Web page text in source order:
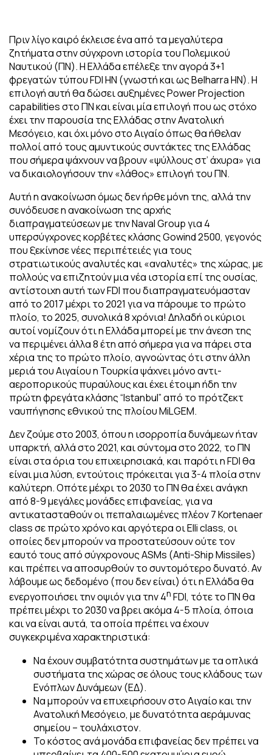
Πριν λίγο καιρό έκλεισε ένα από τα μεγαλύτερα
ζητήματα στην σύγχρονη ιστορία του Πολεμικού
Ναυτικού (ΠΝ). Η Ελλάδα επέλεξε την αγορά 3+1
φρεγατών τύπου FDI HN (γνωστή και ως Belharra HN). Η
επιλογή αυτή θα δώσει αυξημένες Power Projection
capabilities στο ΠΝ και είναι μία επιλογή που ως στόχο
έχει την παρουσία της Ελλάδας στην Ανατολική
Μεσόγειο, και όχι μόνο στο Αιγαίο όπως θα ήθελαν
πολλοί από τους αμυντικούς συντάκτες της Ελλάδας
που σήμερα ψάχνουν να βρουν «ψύλλους στ’ άχυρα» για
να δικαιολογήσουν την «λάθος» επιλογή του ΠΝ.
Αυτή η ανακοίνωση όμως δεν ήρθε μόνη της, αλλά την
συνόδευσε η ανακοίνωση της αρχής
διαπραγματεύσεων με την Naval Group για 4
υπερσύγχρονες κορβέτες κλάσης Gowind 2500, γεγονός
που ξεκίνησε νέες περιπέτειές για τους
στρατιωτικούς αναλυτές και «αναλυτές» της χώρας, με
πολλούς να επιζητούν μια νέα ιστορία επί της ουσίας,
αντίστοιχη αυτή των FDI που διαπραγματευόμασταν
από το 2017 μέχρι το 2021 για να πάρουμε το πρώτο
πλοίο, το 2025, συνολικά 8 χρόνια! Δηλαδή οι κύριοι
αυτοί νομίζουν ότι η Ελλάδα μπορεί με την άνεση της
να περιμένει άλλα 8 έτη από σήμερα για να πάρει στα
χέρια της το πρώτο πλοίο, αγνοώντας ότι στην άλλη
μεριά του Αιγαίου η Τουρκία ψάχνει μόνο αντι-
αεροπορικούς πυραύλους και έχει έτοιμη ήδη την
πρώτη φρεγάτα κλάσης “Istanbul” από το πρότζεκτ
ναυπήγησης εθνικού της πλοίου MiLGEM.
Δεν ζούμε στο 2003, όπου η ισορροπία δυνάμεων ήταν
υπαρκτή, αλλά στο 2021, και σύντομα στο 2022, το ΠΝ
είναι στα όρια του επιχειρησιακά, και παρότι η FDI θα
είναι μια λύση, εντούτοις πρόκειται για 3-4 πλοία στην
καλύτερη. Οπότε μέχρι το 2030 το ΠΝ θα έχει ανάγκη
από 8-9 μεγάλες μονάδες επιφανείας, για να
αντικατασταθούν οι πεπαλαιωμένες πλέον 7 Kortenaer
class σε πρώτο χρόνο και αργότερα οι Elli class, οι
οποίες δεν μπορούν να προστατεύσουν ούτε τον
εαυτό τους από σύγχρονους ASMs (Anti-Ship Missiles)
και πρέπει να αποσυρθούν το συντομότερο δυνατό. Αν
λάβουμε ως δεδομένο (που δεν είναι) ότι η Ελλάδα θα
ενεργοποιήσει την οψιόν για την 4η FDI, τότε το ΠΝ θα
πρέπει μέχρι το 2030 να βρει ακόμα 4-5 πλοία, όποια
και να είναι αυτά, τα οποία πρέπει να έχουν
συγκεκριμένα χαρακτηριστικά:
Να έχουν συμβατότητα συστημάτων με τα οπλικά
συστήματα της χώρας σε όλους τους κλάδους των
Ενόπλων Δυνάμεων (ΕΔ).
Να μπορούν να επιχειρήσουν στο Αιγαίο και την
Ανατολική Μεσόγειο, με δυνατότητα αεράμυνας
σημείου – τουλάχιστον.
Το κόστος ανά μονάδα επιφανείας δεν πρέπει να